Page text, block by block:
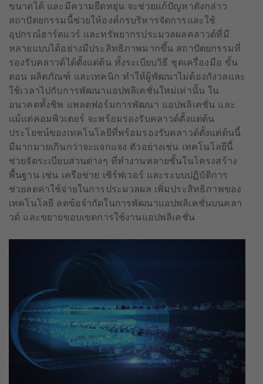
ขนาดได้ และมีความยืดหยุ่น จะช่วยแก้ปัญหาดังกล่าว
สถาปัตยกรรมนี้ช่วยให้องค์กรบริหารจัดการและใช้
อุปกรณ์ฮาร์ดแวร์ และทรัพยากรประมวลผลคลาวด์ที่มี
หลายแบบได้อย่างมีประสิทธิภาพมากขึ้น สถาปัตยกรรมที่
รองรับคลาวด์ได้ตั้งแต่ต้น ทั้งระเบียบวิธี ชุดเครื่องมือ ขั้น
ตอน ผลิตภัณฑ์ และเทคนิก ทำให้ผู้พัฒนาไม่ต้องกังวลและ
ใช้เวลาไปกับการพัฒนาแอปพลิเคชั่นใหม่เท่านั้น ใน
อนาคตทั้งชิพ แพลตฟอร์มการพัฒนา แอปพลิเคชั่น และ
แม้แต่คอมพิวเตอร์ จะพร้อมรองรับคลาวด์ตั้งแต่ต้น
ประโยชน์ของเทคโนโลยีที่พร้อมรองรับคลาวด์ตั้งแต่ต้นนี้
มีมากมายเกินกว่าจะแจกแจง ตัวอย่างเช่น เทคโนโลยีนี้
ช่วยจัดระเบียบส่วนต่างๆ ที่ทำงานหลายชั้นในโครงสร้าง
พื้นฐาน เช่น เครือข่าย เซิร์ฟเวอร์ และระบบปฏิบัติการ
ช่วยลดค่าใช้จ่ายในการประมวลผล เพิ่มประสิทธิภาพของ
เทคโนโลยี ลดข้อจำกัดในการพัฒนาแอปพลิเคชั่นบนคลา
วด์ และขยายขอบเขตการใช้งานแอปพลิเคชั่น